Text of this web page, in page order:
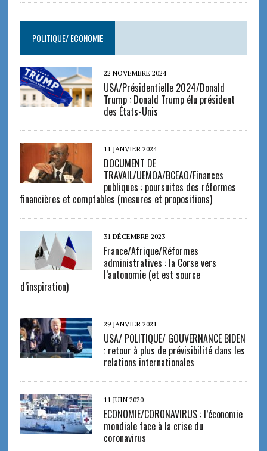
POLITIQUE/ ECONOMIE
22 NOVEMBRE 2024
USA/Présidentielle 2024/Donald
Trump : Donald Trump élu président
des États-Unis
11 JANVIER 2024
DOCUMENT DE
TRAVAIL/UEMOA/BCEAO/Finances
publiques : poursuites des réformes
financières et comptables (mesures et propositions)
31 DÉCEMBRE 2023
France/Afrique/Réformes
administratives : la Corse vers
l’autonomie (et est source
d’inspiration)
29 JANVIER 2021
USA/ POLITIQUE/ GOUVERNANCE BIDEN
: retour à plus de prévisibilité dans les
relations internationales
11 JUIN 2020
ECONOMIE/CORONAVIRUS : l’économie
mondiale face à la crise du
coronavirus